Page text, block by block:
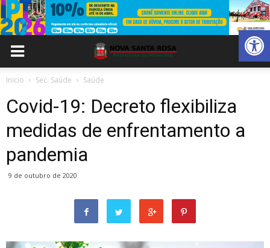
Abrir
Inicio Sec. Saúde Saúde
Covid-19: Decreto flexibiliza
medidas de enfrentamento a
pandemia
9 de outubro de 2020